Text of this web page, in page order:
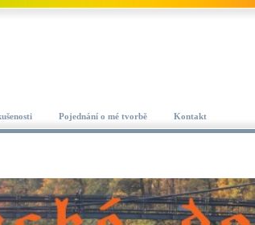
Pojednání o mé tvorbě Kontakt